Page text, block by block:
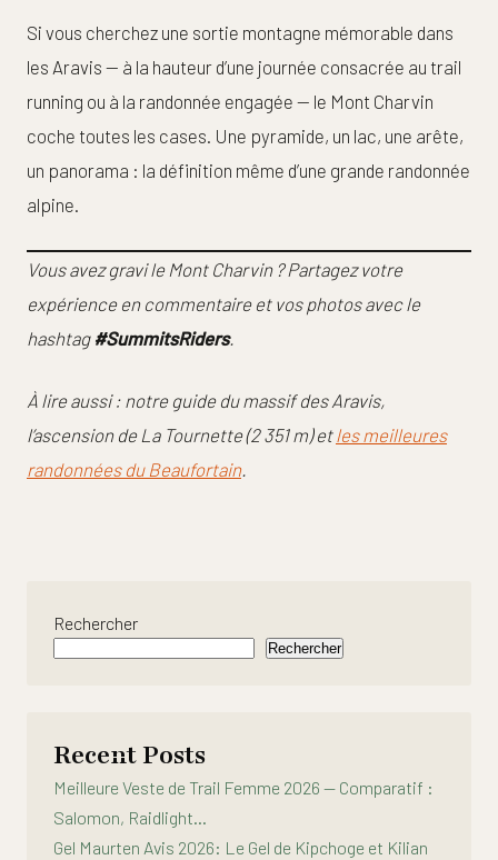
Si vous cherchez une sortie montagne mémorable dans
les Aravis — à la hauteur d’une journée consacrée au trail
running ou à la randonnée engagée — le Mont Charvin
coche toutes les cases. Une pyramide, un lac, une arête,
un panorama : la définition même d’une grande randonnée
alpine.
Vous avez gravi le Mont Charvin ? Partagez votre
expérience en commentaire et vos photos avec le
hashtag #SummitsRiders.
À lire aussi : notre guide du massif des Aravis,
l’ascension de La Tournette (2 351 m) etles meilleures
randonnées du Beaufortain.
Rechercher
Rechercher
Recent Posts
Meilleure Veste de Trail Femme 2026 — Comparatif :
Salomon, Raidlight…
Gel Maurten Avis 2026: Le Gel de Kipchoge et Kilian